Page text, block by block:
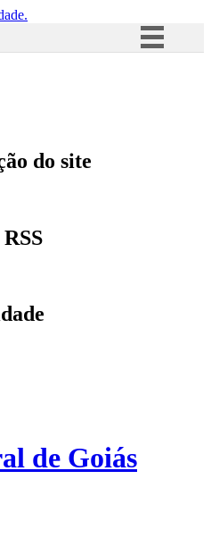
Acesso à informação
do site
de Goiás